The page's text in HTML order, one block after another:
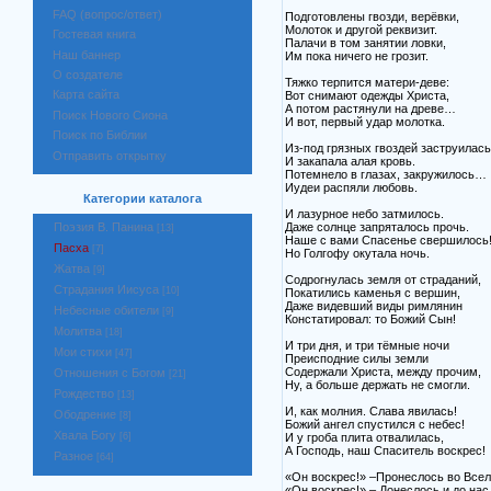
FAQ (вопрос/ответ)
Гостевая книга
Наш баннер
О создателе
Карта сайта
Поиск Нового Сиона
Поиск по Библии
Отправить открытку
Категории каталога
Поэзия В. Панина [13]
Пасха [7]
Жатва [9]
Страдания Иисуса [10]
Небесные обители [9]
Молитва [18]
Мои стихи [47]
Отношения с Богом [21]
Рождество [13]
Ободрение [8]
Хвала Богу [6]
Разное [64]
Подготовлены гвозди, верёвки,
Молоток и другой реквизит.
Палачи в том занятии ловки,
Им пока ничего не грозит.
Тяжко терпится матери-деве:
Вот снимают одежды Христа,
А потом растянули на древе…
И вот, первый удар молотка.
Из-под грязных гвоздей заструилась
И закапала алая кровь.
Потемнело в глазах, закружилось…
Иудеи распяли любовь.
И лазурное небо затмилось.
Даже солнце запряталось прочь.
Наше с вами Спасенье свершилось!
Но Голгофу окутала ночь.
Содрогнулась земля от страданий,
Покатились каменья с вершин,
Даже видевший виды римлянин
Констатировал: то Божий Сын!
И три дня, и три тёмные ночи
Преисподние силы земли
Содержали Христа, между прочим,
Ну, а больше держать не смогли.
И, как молния. Слава явилась!
Божий ангел спустился с небес!
И у гроба плита отвалилась,
А Господь, наш Спаситель воскрес!
«Он воскрес!» –Пронеслось во